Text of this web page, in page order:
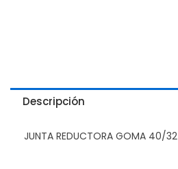
Descripción
JUNTA REDUCTORA GOMA 40/32